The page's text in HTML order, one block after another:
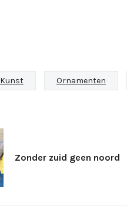
Kunst Ornamenten
Zonder zuid geen noord